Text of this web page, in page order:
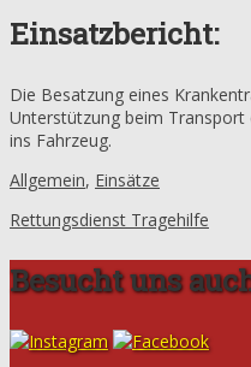
Einsatzbericht:
Die Besatzung eines
Unterstützung beim
ins Fahrzeug.
Allgemein, Einsätze
Rettungsdienst Tragehilfe
Besucht uns